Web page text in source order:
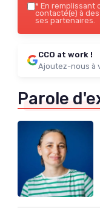
* En remplissant
contacté(e) à
ses partenaires.
CCO at work !
Ajoutez-nous à
Parole